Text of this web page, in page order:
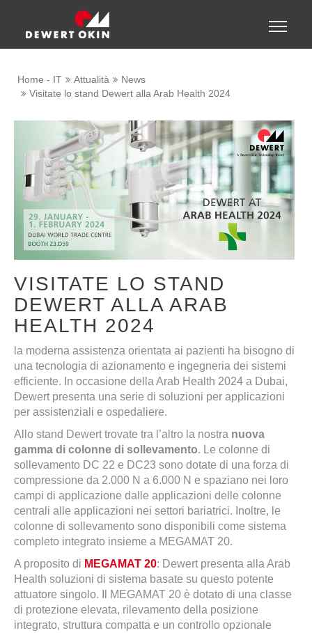
Toggle
Home - IT Attualità
News
Visitate lo stand Dewert alla Arab Health 2024
VISITATE LO STAND
DEWERT ALLA ARAB
HEALTH 2024
la moderna assistenza orientata ai pazienti ha bisogno di
una tecnologia di azionamento e ingegneria dei sistemi
efficiente. In occasione della Arab Health 2024 a Dubai,
Dewert presenta una serie di soluzioni per applicazioni
per assistenziali e ospedaliere.
Allo stand Dewert trovate tra l’altro la nostra nuova
gamma di colonne di sollevamento. Le colonne di
sollevamento DC 22 e DC23 sono dotate di una forza di
compressione da 2.000 N a 6.000 N e spaziano nei loro
campi di applicazione dalle applicazioni delle colonne
centrali alle applicazioni nei settori bariatrici. Inoltre, le
colonne di sollevamento sono disponibili come sistema
completo integrato insieme a MEGAMAT 20.
A proposito di MEGAMAT 20: Dewert presenta alla Arab
Health soluzioni di sistema basate su questo potente
attuatore singolo. Il MEGAMAT 20 è dotato di una classe
di protezione elevata, rilevamento della posizione
integrato, struttura compatta e un controllo opzionale